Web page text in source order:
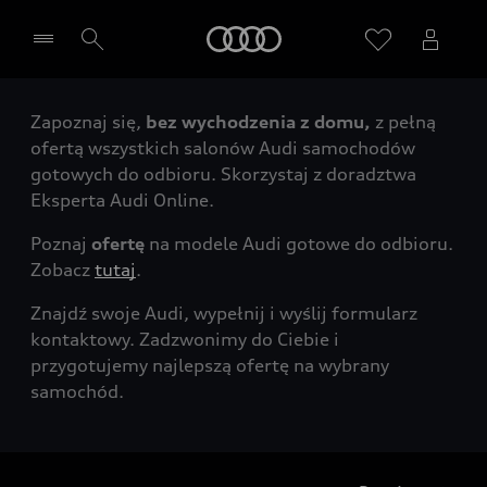
Wybierz Twojego Partnera Audi
Zapoznaj się, bez wychodzenia z domu, z pełną
ofertą wszystkich salonów Audi samochodów
gotowych do odbioru. Skorzystaj z doradztwa
Eksperta Audi Online.
Poznaj ofertę na modele Audi gotowe do odbioru.
Zobacz tutaj.
Znajdź swoje Audi, wypełnij i wyślij formularz
kontaktowy. Zadzwonimy do Ciebie i
przygotujemy najlepszą ofertę na wybrany
samochód.